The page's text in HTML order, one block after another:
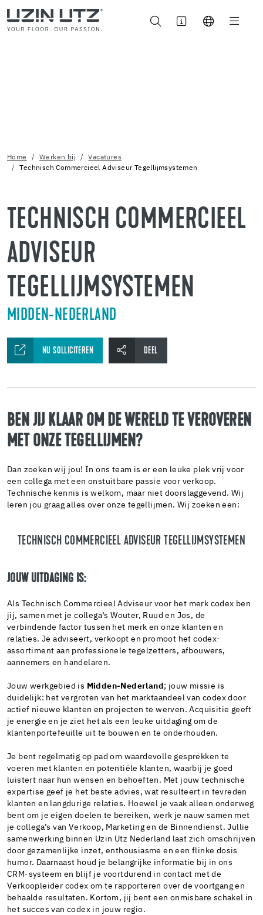
Home Werken bij
Vacatures
Technisch Commercieel Adviseur Tegellijmsystemen
TECHNISCH COMMERCIEEL
ADVISEUR
TEGELLIJMSYSTEMEN
MIDDEN-NEDERLAND
NU SOLLICITEREN DEEL
BEN JIJ KLAAR OM DE WERELD TE VEROVEREN
MET ONZE TEGELLIJMEN?
Dan zoeken wij jou! In ons team is er een leuke plek vrij voor
een collega met een onstuitbare passie voor verkoop.
Technische kennis is welkom, maar niet doorslaggevend. Wij
leren jou graag alles over onze tegellijmen. Wij zoeken een:
TECHNISCH COMMERCIEEL ADVISEUR TEGELLIJMSYSTEMEN
JOUW UITDAGING IS:
Als Technisch Commercieel Adviseur voor het merk codex ben
jij, samen met je collega’s Wouter, Ruud en Jos, de
verbindende factor tussen het merk en onze klanten en
relaties. Je adviseert, verkoopt en promoot het codex-
assortiment aan professionele tegelzetters, afbouwers,
aannemers en handelaren.
Jouw werkgebied is Midden-Nederland ; jouw missie is
duidelijk: het vergroten van het marktaandeel van codex door
actief nieuwe klanten en projecten te werven. Acquisitie geeft
je energie en je ziet het als een leuke uitdaging om de
klantenportefeuille uit te bouwen en te onderhouden.
Je bent regelmatig op pad om waardevolle gesprekken te
voeren met klanten en potentiële klanten, waarbij je goed
luistert naar hun wensen en behoeften. Met jouw technische
expertise geef je het beste advies, wat resulteert in tevreden
klanten en langdurige relaties. Hoewel je vaak alleen onderweg
bent om je eigen doelen te bereiken, werk je nauw samen met
je collega’s van Verkoop, Marketing en de Binnendienst. Jullie
samenwerking binnen Uzin Utz Nederland laat zich omschrijven
door gezamenlijke inzet, enthousiasme en een flinke dosis
humor. Daarnaast houd je belangrijke informatie bij in ons
CRM-systeem en blijf je voortdurend in contact met de
Verkoopleider codex om te rapporteren over de voortgang en
behaalde resultaten. Kortom, jij bent een onmisbare schakel in
het succes van codex in jouw regio.